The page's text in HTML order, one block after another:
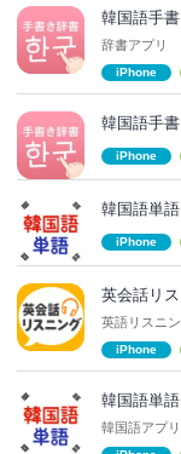
韓国語手
辞書アプリ
iPhone
韓国語手
iPhone
韓国語単
iPhone
英会話リ
英語リスニ
iPhone
韓国語単
韓国語アプリ